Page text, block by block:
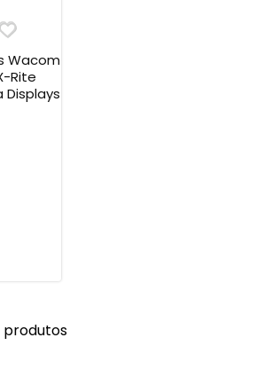
Wacom
Rite
Displays
produtos